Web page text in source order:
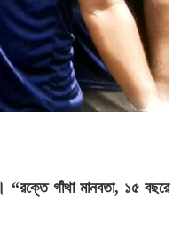
“রক্তে গাঁথা মানবতা, ১৫ বছরে